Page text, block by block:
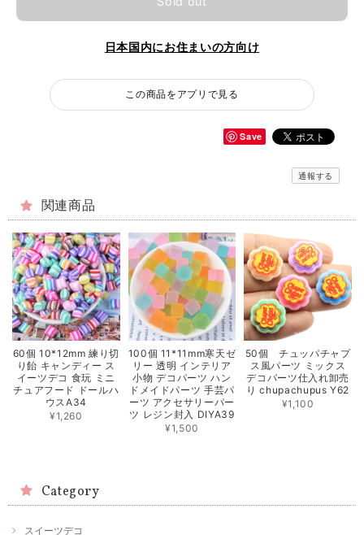
日本国内にお住まいの方向け
この商品をアプリで見る
Save
通報する
関連商品
60個 10*12mm 練り切
り飴 キャンディー ス
イーツデコ 食玩 ミニ
チュアフード ドールハ
ウスA34
¥1,260
100個 11*11mm寒天ゼ
リー 透明 インテリア
小物 デコパーツ ハン
ドメイドパーツ 手芸パ
ーツ アクセサリーパー
ツ レジン封入 DIYA39
¥1,500
50個 チュッパチャプ
ス風パーツ ミックス
デコパーツ仕入れ卸売
り chupachupus Y62
¥1,100
Category
スイーツデコ